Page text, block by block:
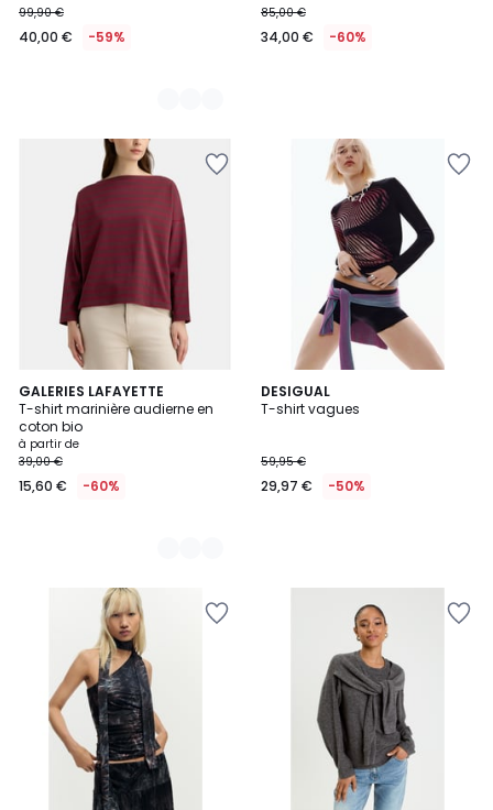
99,90 €
40,00 € -59%
85,00 €
34,00 € -60%
GALERIES LAFAYETTE
T-shirt marinière audierne en
coton bio
à partir de
39,00 €
15,60 € -60%
7
Couleurs
DESIGUAL
T-shirt vagues
59,95 €
29,97 € -50%